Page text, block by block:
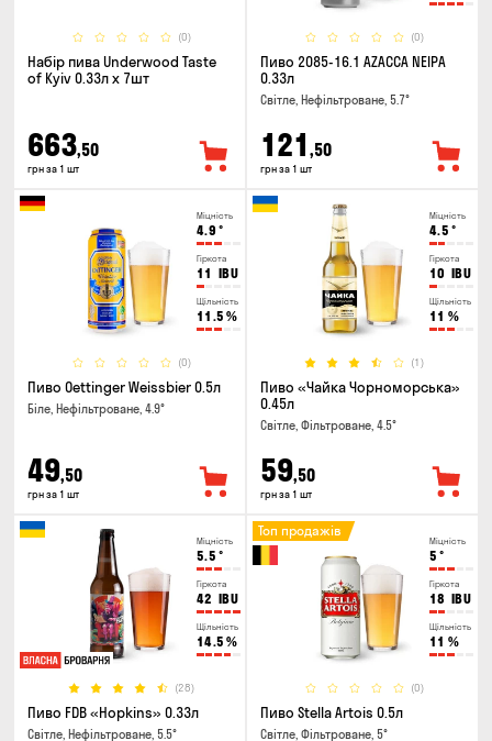
(0)
Набір пива Underwood Taste
of Kyiv 0.33л x 7шт
663,50
грн за 1 шт
(0)
Пиво 2085-16.1 AZACCA NEIPA
0.33л
Світле, Нефільтроване, 5.7°
121 ,50
грн за 1 шт
Міцність
4.9 °
Гіркота
11 IBU
Щільність
11.5 %
(0)
Пиво Oettinger Weissbier 0.5л
Біле, Нефільтроване, 4.9°
49,50
грн за 1 шт
Міцність
4.5 °
Гіркота
10 IBU
Щільність
11 %
(1)
Пиво «Чайка Чорноморська»
0.45л
Світле, Фільтроване, 4.5°
59,50
грн за 1 шт
Міцність
5.5 °
Гіркота
42 IBU
Щільність
14.5 %
(28)
Пиво FDB «Hopkins» 0.33л
Світле, Нефільтроване, 5.5°
Міцність
5 °
Гіркота
18 IBU
Щільність
11 %
(0)
Топ продажів
Пиво Stella Artois 0.5л
Світле, Фільтроване, 5°